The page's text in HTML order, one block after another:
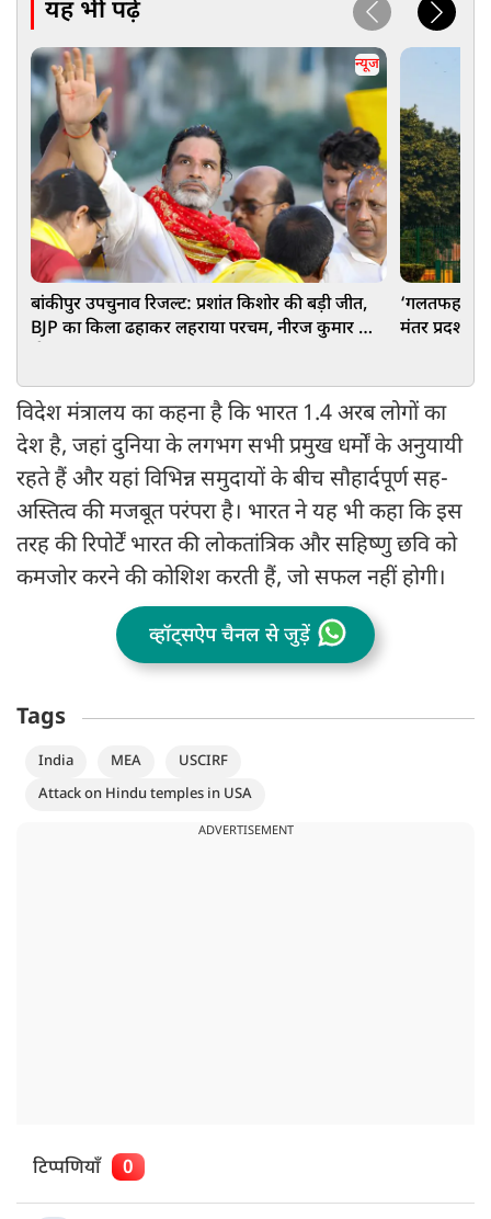
यह भी पढ़ें
न्यूज
बांकीपुर उपचुनाव रिजल्ट: प्रशांत किशोर की बड़ी जीत,
BJP का किला ढहाकर लहराया परचम, नीरज कुमार को
‘गलतफहमी
मंतर प्रदर्शन
विदेश मंत्रालय का कहना है कि भारत 1.4 अरब लोगों का
देश है, जहां दुनिया के लगभग सभी प्रमुख धर्मों के अनुयायी
रहते हैं और यहां विभिन्न समुदायों के बीच सौहार्दपूर्ण सह-
अस्तित्व की मजबूत परंपरा है। भारत ने यह भी कहा कि इस
तरह की रिपोर्टें भारत की लोकतांत्रिक और सहिष्णु छवि को
कमजोर करने की कोशिश करती हैं, जो सफल नहीं होगी।
व्हॉट्सऐप चैनल से जुड़ें
Tags
India MEA
USCIRF
Attack on Hindu temples in USA
ADVERTISEMENT
टिप्पणियाँ 0